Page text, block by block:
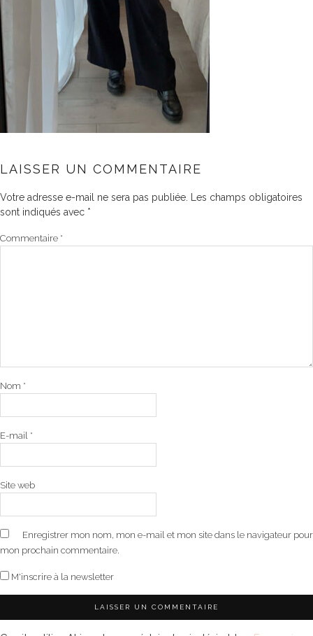
LAISSER UN COMMENTAIRE
Votre adresse e-mail ne sera pas publiée.
Les champs obligatoires
sont indiqués avec *
Commentaire *
Nom *
E-mail *
Site web
Enregistrer mon nom, mon e-mail et mon site dans le navigateur pour
mon prochain commentaire.
M'inscrire à la newsletter